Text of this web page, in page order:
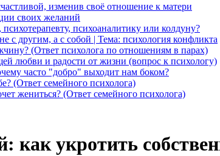
изменив своё отношение к матери
своих желаний
психоаналитику или колдуну?
с другим, а с собой | Тема: психология конфликта
(Ответ психолога по отношениям в парах)
любви и радости от жизни (вопрос к психологу)
часто "добро" выходит нам боком?
(Ответ семейного психолога)
жениться? (Ответ семейного психолога)
как укротить